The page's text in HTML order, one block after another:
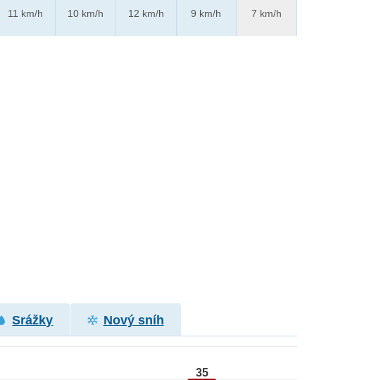
11 km/h
10 km/h
12 km/h
9 km/h
7 km/h
Srážky Nový sníh
35